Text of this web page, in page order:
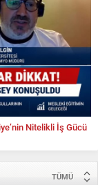
Nitelikli İş Gücü
TÜMÜ